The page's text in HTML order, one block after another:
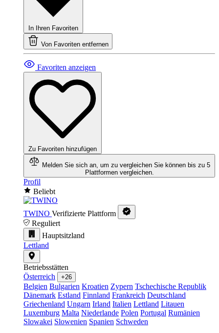
In Ihren Favoriten
Von Favoriten entfernen
Favoriten anzeigen
Zu Favoriten hinzufügen
Melden Sie sich an, um zu vergleichen Sie können bis zu 5
Plattformen vergleichen.
Profil
Beliebt
TWINO Verifizierte Plattform
Reguliert
Hauptsitzland
Lettland
Betriebsstätten
Österreich
+26
Belgien Bulgarien Kroatien Zypern Tschechische Republik
Dänemark Estland Finnland Frankreich Deutschland
Griechenland Ungarn Irland Italien Lettland Litauen
Luxemburg Malta Niederlande Polen Portugal Rumänien
Slowakei Slowenien Spanien Schweden